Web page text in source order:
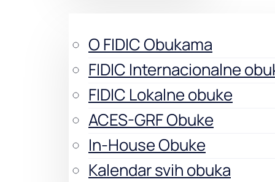
O FIDIC Obukama
FIDIC Internacionalne
FIDIC Lokalne obuke
ACES-GRF Obuke
In-House Obuke
Kalendar svih obuka